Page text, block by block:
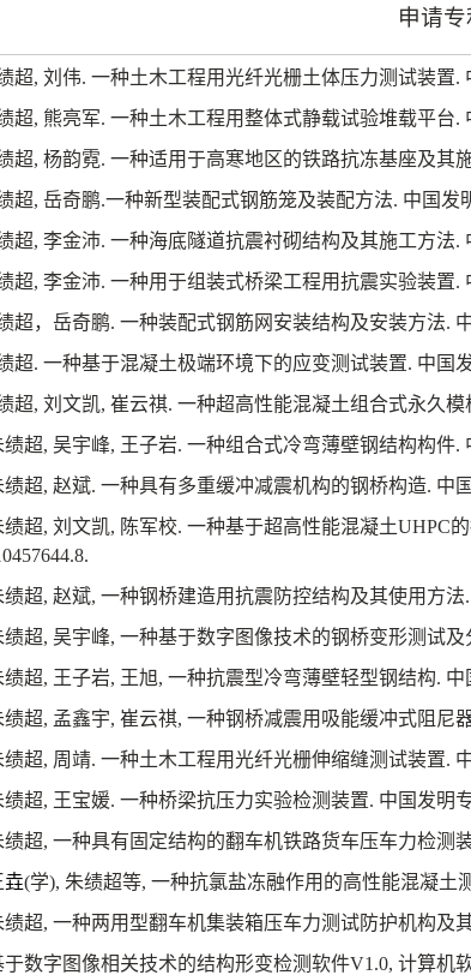
申请
超, 刘伟. 一种土木工程用光纤光栅土体压力测试装置.
超, 熊亮军. 一种土木工程用整体式静载试验堆载平台.
超, 杨韵霓. 一种适用于高寒地区的铁路抗冻基座及其
超, 岳奇鹏.一种新型装配式钢筋笼及装配方法. 中国发
超, 李金沛. 一种海底隧道抗震衬砌结构及其施工方法.
超, 李金沛. 一种用于组装式桥梁工程用抗震实验装置.
超，岳奇鹏. 一种装配式钢筋网安装结构及安装方法.
超. 一种基于混凝土极端环境下的应变测试装置. 中国
超, 刘文凯, 崔云祺. 一种超高性能混凝土组合式永久模
绩超, 吴宇峰, 王子岩. 一种组合式冷弯薄壁钢结构构件.
绩超, 赵斌. 一种具有多重缓冲减震机构的钢桥构造. 中
绩超, 刘文凯, 陈军校. 一种基于超高性能混凝土UHPC
绩超, 赵斌, 一种钢桥建造用抗震防控结构及其使用方法.
绩超, 吴宇峰, 一种基于数字图像技术的钢桥变形测试及
绩超, 王子岩, 王旭, 一种抗震型冷弯薄壁轻型钢结构. 中
绩超, 孟鑫宇, 崔云祺, 一种钢桥减震用吸能缓冲式阻尼
绩超, 周靖. 一种土木工程用光纤光栅伸缩缝测试装置.
绩超, 王宝媛. 一种桥梁抗压力实验检测装置. 中国发明
绩超, 一种具有固定结构的翻车机铁路货车压车力检测
垚(学), 朱绩超等, 一种抗氯盐冻融作用的高性能混凝土
绩超, 一种两用型翻车机集装箱压车力测试防护机构及
于数字图像相关技术的结构形变检测软件V1.0, 计算机